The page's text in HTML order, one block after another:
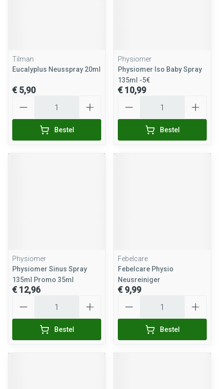
Tilman
Eucalyplus Neusspray 20ml
€ 5,90
Bestel
Physiomer
Physiomer Iso Baby Spray
135ml -5€
€ 10,99
Bestel
Physiomer
Physiomer Sinus Spray
135ml Promo 35ml
€ 12,96
Bestel
Febelcare
Febelcare Physio
Neusreiniger
€ 9,99
Bestel